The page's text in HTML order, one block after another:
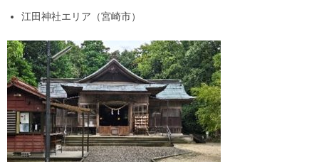
江田神社エリア（宮崎市）